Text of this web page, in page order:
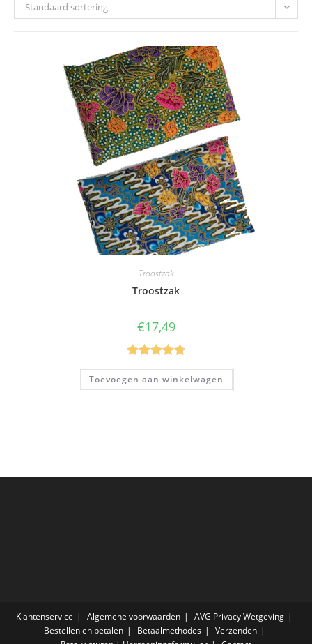
Standaard sortering
Troostzak
Troostzak
€17,49
Gewaardeer
d 4.80uit 5
Toevoegen aan winkelwagen
Klantenservice Algemene voorwaarden
AVG Privacy Wetgeving
Bestellen en betalen
Betaalmethodes
Verzenden